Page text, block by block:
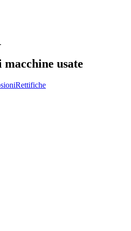
usate
Rettifiche